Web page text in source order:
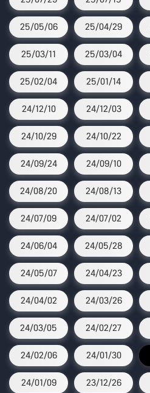
25/05/06 25/04/29
25/03/11 25/03/04
25/02/04 25/01/14
24/12/10 24/12/03
24/10/29 24/10/22
24/09/24 24/09/10
24/08/20 24/08/13
24/07/09 24/07/02
24/06/04 24/05/28
24/05/07 24/04/23
24/04/02 24/03/26
24/03/05 24/02/27
24/02/06 24/01/30
24/01/09 23/12/26